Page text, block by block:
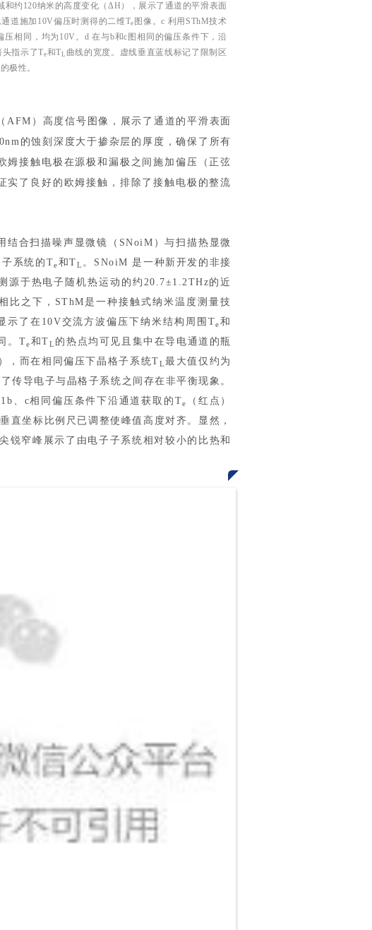
和约120纳米的高度变化（ΔH），展示了通道的平滑表面
道施加10V偏压时测得的二维Te 图像。c 利用SThM技术
压相同，均为10V。d 在与b和c图相同的偏压条件下，沿
头指示了Te和TL 曲线的宽度。虚线垂直蓝线标记了限制区
极性。
AFM）高度信号图像，展示了通道的平滑表面
的蚀刻深度大于掺杂层的厚度，确保了所有
姆接触电极在源极和漏极之间施加偏压（正弦
了良好的欧姆接触，排除了接触电极的整流
结合扫描噪声显微镜（SNoiM）与扫描热显微
系统的Te和TL 。SNoiM 是一种新开发的非接
源于热电子随机热运动的约20.7±1.2THz的近
比之下，SThM是一种接触式纳米温度测量技
示了在10V交流方波偏压下纳米结构周围Te和
。Te和TL 的热点均可见且集中在导电通道的瓶
，而在相同偏压下晶格子系统TL最大值仅约为
传导电子与晶格子系统之间存在非平衡现象。
1b、c相同偏压条件下沿通道获取的Te
（红点）
直坐标比例尺已调整使峰值高度对齐。显然，
锐窄峰展示了由电子子系统相对较小的比热和